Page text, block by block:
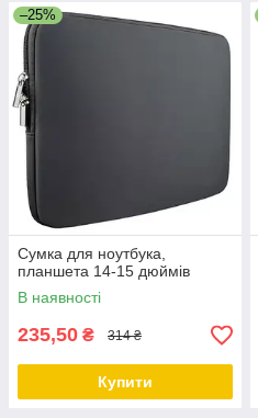
–25%
Сумка для ноутбука,
планшета 14-15 дюймів
В наявності
235,50 ₴ 314 ₴
Купити